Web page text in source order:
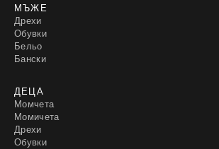
МЪЖЕ
Дрехи
Обувки
Бельо
Бански
ДЕЦА
Момчета
Момичета
Дрехи
Обувки